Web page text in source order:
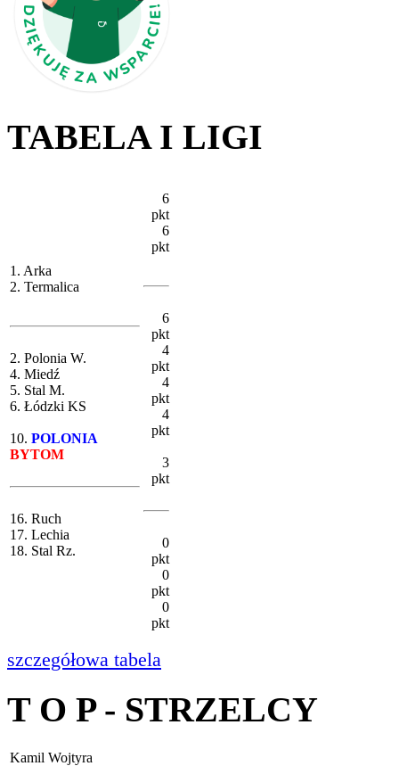
TABELA I LIGI
1. Arka
2. Termalica
2. Polonia W.
4. Miedź
5. Stal M.
6. Łódzki KS
10. POLONIA
BYTOM
16. Ruch
17. Lechia
18. Stal Rz.
6
pkt
6
pkt
6
pkt
4
pkt
4
pkt
4
pkt
3
pkt
0
pkt
0
pkt
0
pkt
szczegółowa tabela
T O P - STRZELCY
Kamil Wojtyra